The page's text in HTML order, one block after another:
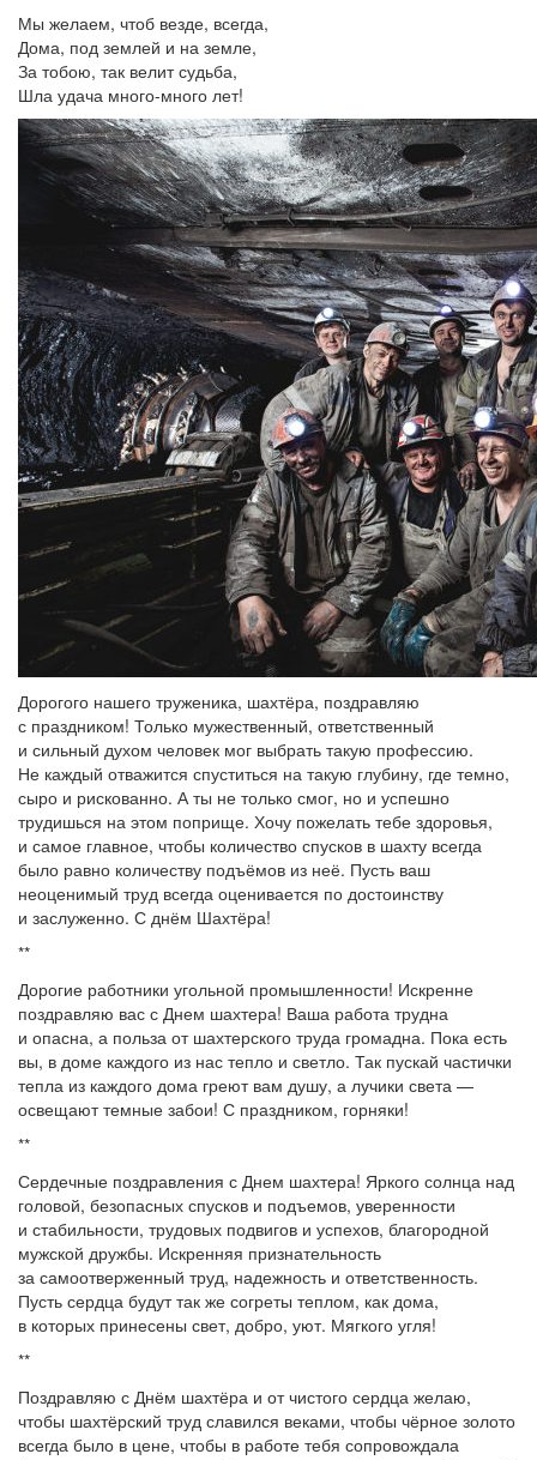
Мы желаем, чтоб везде, всегда,
Дома, под землей и на земле,
За тобою, так велит судьба,
Шла удача много-много лет!
Дорогого нашего труженика, шахтёра, поздравляю
с праздником! Только мужественный, ответственный
и сильный духом человек мог выбрать такую профессию.
Не каждый отважится спуститься на такую глубину, где темно,
сыро и рискованно. А ты не только смог, но и успешно
трудишься на этом поприще. Хочу пожелать тебе здоровья,
и самое главное, чтобы количество спусков в шахту всегда
было равно количеству подъёмов из неё. Пусть ваш
неоценимый труд всегда оценивается по достоинству
и заслуженно. С днём Шахтёра!
**
Дорогие работники угольной промышленности! Искренне
поздравляю вас с Днем шахтера! Ваша работа трудна
и опасна, а польза от шахтерского труда громадна. Пока есть
вы, в доме каждого из нас тепло и светло. Так пускай частички
тепла из каждого дома греют вам душу, а лучики света —
освещают темные забои! С праздником, горняки!
**
Сердечные поздравления с Днем шахтера! Яркого солнца над
головой, безопасных спусков и подъемов, уверенности
и стабильности, трудовых подвигов и успехов, благородной
мужской дружбы. Искренняя признательность
за самоотверженный труд, надежность и ответственность.
Пусть сердца будут так же согреты теплом, как дома,
в которых принесены свет, добро, уют. Мягкого угля!
**
Поздравляю с Днём шахтёра и от чистого сердца желаю,
чтобы шахтёрский труд славился веками, чтобы чёрное золото
всегда было в цене, чтобы в работе тебя сопровождала